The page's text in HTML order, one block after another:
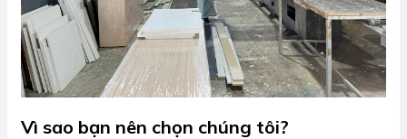
Vì sao bạn nên chọn chúng tôi?